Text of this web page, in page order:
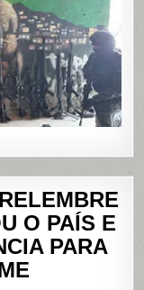
PENHA,
NO
RIO
O PAÍS E
PARA